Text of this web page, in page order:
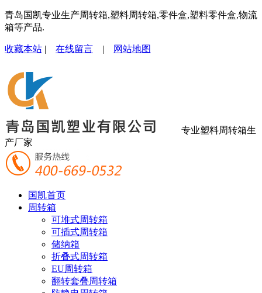
青岛国凯专业生产周转箱,塑料周转箱,零件盒,塑料零件盒,物流
箱等产品.
收藏本站 | 在线留言 | 网站地图
专业塑料周转箱生
产厂家
国凯首页
周转箱
可堆式周转箱
可插式周转箱
储纳箱
折叠式周转箱
EU周转箱
翻转套叠周转箱